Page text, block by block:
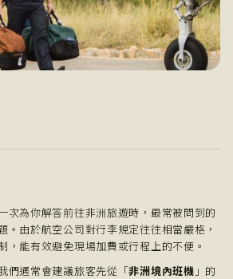
次為你解答前往非洲旅遊時，最常被問到的
。由於航空公司對行李規定往往相當嚴格，
，能有效避免現場加費或行程上的不便。
們通常會建議旅客先從「非洲境內班機 」的